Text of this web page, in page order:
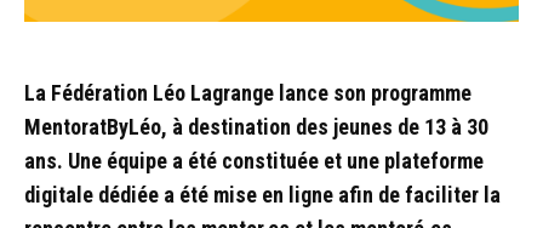
La Fédération Léo Lagrange lance son programme
MentoratByLéo, à destination des jeunes de 13 à 30
ans. Une équipe a été constituée et une plateforme
digitale dédiée a été mise en ligne afin de faciliter la